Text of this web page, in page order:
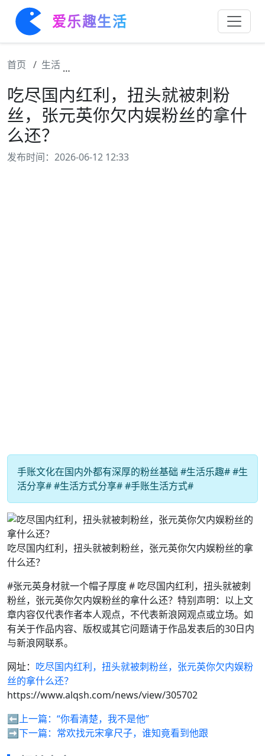
爱乐趣生活
首页 生活
吃尽国内红利，扭头就被刺粉
丝，张元英你欠内娱粉丝的拿什
么还？
发布时间：2026-06-12 12:33
手账文化在国内外都有深厚的粉丝基础 #生活乐趣# #生
活分享# #生活方式分享# #手账生活方式#
吃尽国内红利，扭头就被刺粉丝，张元英你欠内娱粉丝的拿
什么还？
#张元英身材就一个帽子厚度 # 吃尽国内红利，扭头就被刺
粉丝，张元英你欠内娱粉丝的拿什么还？特别声明：以上文
章内容仅代表作者本人观点，不代表新浪网观点或立场。如
有关于作品内容、版权或其它问题请于作品发表后的30日内
与新浪网联系。
网址： 吃尽国内红利，扭头就被刺粉丝，张元英你欠内娱粉
丝的拿什么还？
https://www.alqsh.com/news/view/305702
⬅️上一篇： “你看清楚，我不是他”
➡️下一篇： 常欢找元宋拿尺子，谁知竟看到他跟